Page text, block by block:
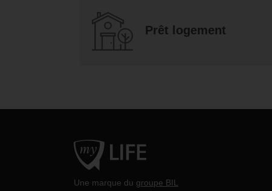
Prêt logement
Une marque du groupe BIL